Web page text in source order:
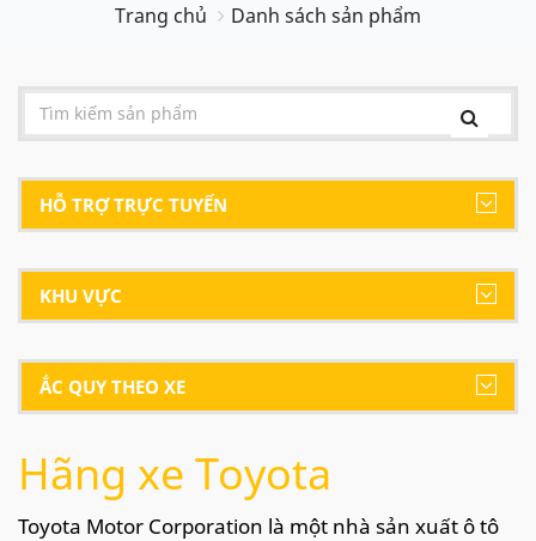
Trang chủ Danh sách sản phẩm
HỖ TRỢ TRỰC TUYẾN
KHU VỰC
ẮC QUY THEO XE
Hãng xe Toyota
Toyota Motor Corporation là một nhà sản xuất ô tô